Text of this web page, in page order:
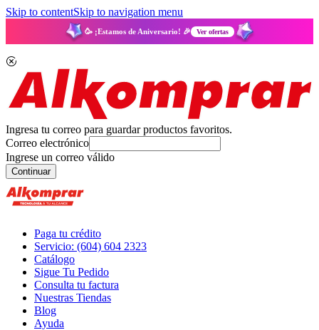
Skip to contentSkip to navigation menu
🥳 ¡Estamos de Aniversario! 🎉 Ver ofertas
Ingresa tu correo para guardar productos favoritos.
Correo electrónico
Ingrese un correo válido
Continuar
Paga tu crédito
Servicio: (604) 604 2323
Catálogo
Sigue Tu Pedido
Consulta tu factura
Nuestras Tiendas
Blog
Ayuda